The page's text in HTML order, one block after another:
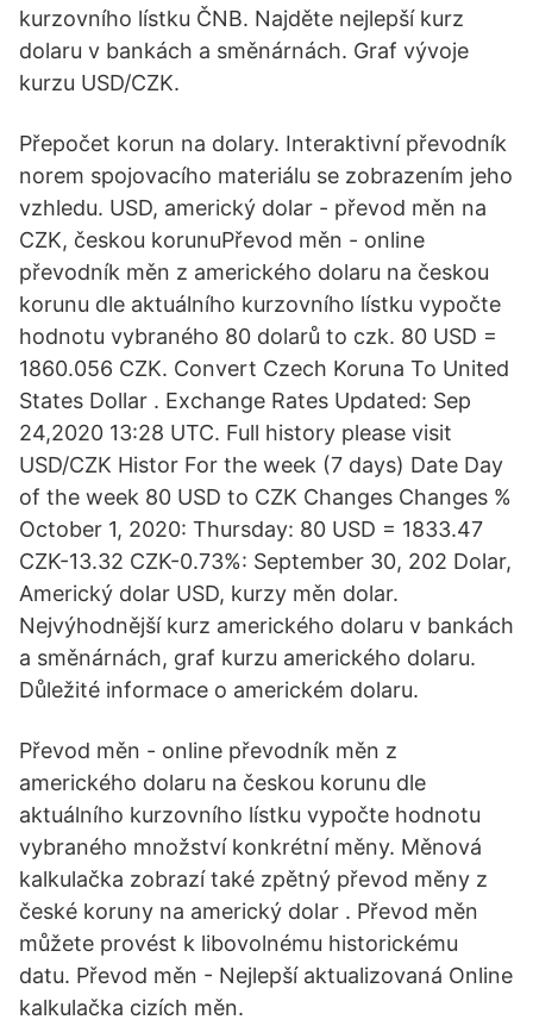
kurzovního lístku ČNB. Najděte nejlepší kurz
dolaru v bankách a směnárnách. Graf vývoje
kurzu USD/CZK.
Přepočet korun na dolary. Interaktivní převodník
norem spojovacího materiálu se zobrazením jeho
vzhledu. USD, americký dolar - převod měn na
CZK, českou korunuPřevod měn - online
převodník měn z amerického dolaru na českou
korunu dle aktuálního kurzovního lístku vypočte
hodnotu vybraného 80 dolarů to czk. 80 USD =
1860.056 CZK. Convert Czech Koruna To United
States Dollar . Exchange Rates Updated: Sep
24,2020 13:28 UTC. Full history please visit
USD/CZK Histor For the week (7 days) Date Day
of the week 80 USD to CZK Changes Changes %
October 1, 2020: Thursday: 80 USD = 1833.47
CZK-13.32 CZK-0.73%: September 30, 202 Dolar,
Americký dolar USD, kurzy měn dolar.
Nejvýhodnější kurz amerického dolaru v bankách
a směnárnách, graf kurzu amerického dolaru.
Důležité informace o americkém dolaru.
Převod měn - online převodník měn z
amerického dolaru na českou korunu dle
aktuálního kurzovního lístku vypočte hodnotu
vybraného množství konkrétní měny. Měnová
kalkulačka zobrazí také zpětný převod měny z
české koruny na americký dolar . Převod měn
můžete provést k libovolnému historickému
datu. Převod měn - Nejlepší aktualizovaná Online
kalkulačka cizích měn.